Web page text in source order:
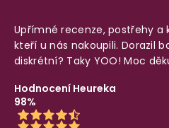
Upřímné recenze, postřehy a
kteří u nás nakoupili. Dorazil
diskrétní? Taky YOO! Moc
Hodnocení Heureka
98%